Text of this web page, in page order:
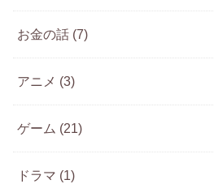
お金の話 (7)
アニメ (3)
ゲーム (21)
ドラマ (1)